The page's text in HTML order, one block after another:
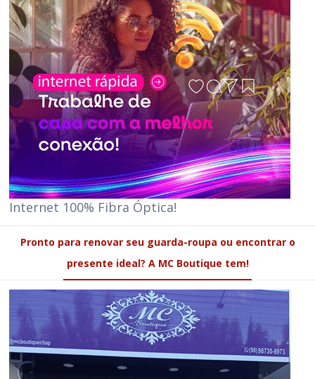
Internet 100% Fibra Óptica!
Pronto para renovar seu guarda-roupa ou encontrar o
presente ideal? A MC Boutique tem!